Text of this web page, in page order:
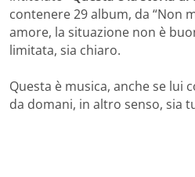
contenere 29 album, da “Non
amore, la situazione non è
limitata, sia chiaro.
Questa è musica, anche se lui
da domani, in altro senso, sia